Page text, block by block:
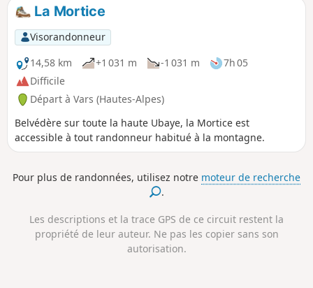
La Mortice
Visorandonneur
14,58 km
+1 031 m -1 031 m
7h 05
Difficile
Départ à Vars (Hautes-Alpes)
Belvédère sur toute la haute Ubaye, la Mortice est
accessible à tout randonneur habitué à la montagne.
Pour plus de randonnées, utilisez notre moteur de recherche
.
Les descriptions et la trace GPS de ce circuit restent la
propriété de leur auteur. Ne pas les copier sans son
autorisation.